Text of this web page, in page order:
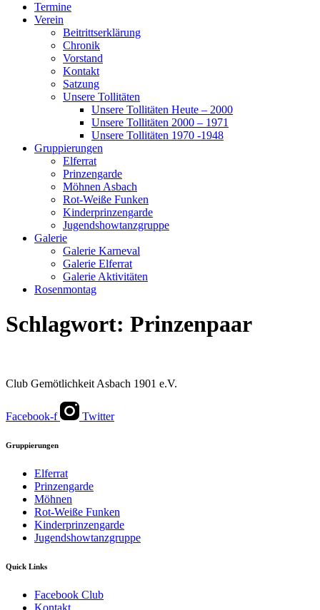
Termine
Verein
Beitrittserklärung
Chronik
Vorstand
Kontakt
Satzung
Unsere Tollitäten
Unsere Tollitäten Heute – 2000
Unsere Tollitäten 2000 – 1971
Unsere Tollitäten 1970 -1948
Gruppierungen
Elferrat
Prinzengarde
Möhnen Asbach
Rot-Weiße Funken
Kinderprinzengarde
Jugendshowtanzgruppe
Galerie
Galerie Karneval
Galerie Elferrat
Galerie Aktivitäten
Rosenmontag
Schlagwort: Prinzenpaar
Club Gemötlichkeit Asbach 1901 e.V.
Facebook-f Twitter
Gruppierungen
Elferrat
Prinzengarde
Möhnen
Rot-Weiße Funken
Kinderprinzengarde
Jugendshowtanzgruppe
Quick Links
Facebook Club
Kontakt